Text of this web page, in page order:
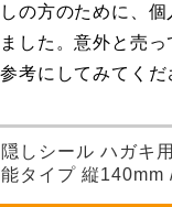
の方のために、
した。意外と売
考にしてみてくだ
隠しシール ハガキ
タイプ 縦140mm